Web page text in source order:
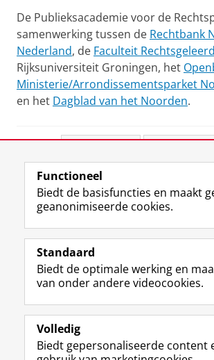
De Publieksacademie voor de
samenwerking tussen de Rechtbank
Nederland, de Faculteit
Rijksuniversiteit Groningen, het
Ministerie/Arrondissementsparket
en het Dagblad van het Noorden.
View this page in:English
Volg de RUG
F
a
e
b
o
p
a
L
i
k
e
I
-
p
R
S
-
f
e
R
Studiekiezers
Alumni
Over ons
Functioneel
Biedt de basisfuncties en maakt
geanonimiseerde cookies.
Standaard
Biedt de optimale werking en
van onder andere videocookies.
Volledig
Biedt gepersonaliseerde content